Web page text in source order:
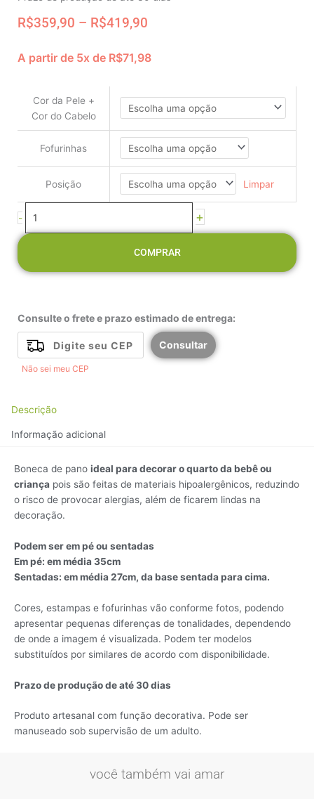
R$359,90 – R$419,90
through
A partir de 5x de R$71,98
Cor da Pele +
Cor do Cabelo
Fofurinhas
Posição Limpar
-
Boneca
Jardineira
Blusa
Rosê
quantidade
+
COMPRAR
Consulte o frete e prazo estimado de entrega:
Consultar
Não sei meu CEP
Descrição
Informação adicional
Boneca de pano ideal para decorar o quarto da bebê ou
criança pois são feitas de materiais hipoalergênicos, reduzindo
o risco de provocar alergias, além de ficarem lindas na
decoração.
Podem ser em pé ou sentadas
Em pé: em média 35cm
Sentadas: em média 27cm, da base sentada para cima.
Cores, estampas e fofurinhas vão conforme fotos, podendo
apresentar pequenas diferenças de tonalidades, dependendo
de onde a imagem é visualizada. Podem ter modelos
substituídos por similares de acordo com disponibilidade.
Prazo de produção de até 30 dias
Produto artesanal com função decorativa. Pode ser
manuseado sob supervisão de um adulto.
você também vai amar